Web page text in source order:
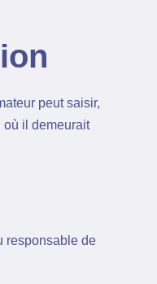
peut saisir,
où il demeurait
responsable de